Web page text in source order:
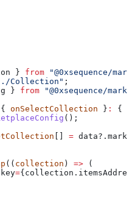
} from "@0xsequence/
Collection" ;
} from "@0xsequence/
onSelectCollection } : {
();
= data?.
(( collection ) => (
key={collection.